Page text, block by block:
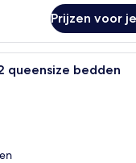
Prijzen voor
Een
queensize bedden